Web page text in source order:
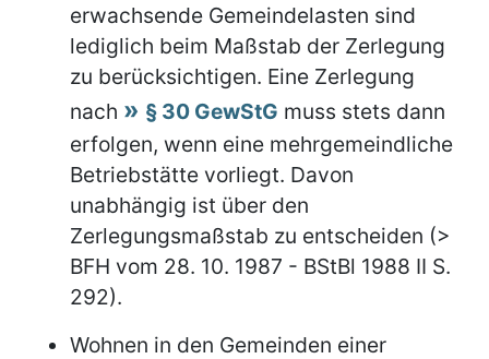
erwachsende Gemeindelasten sind
lediglich beim Maßstab der Zerlegung
zu berücksichtigen. Eine Zerlegung
nach
§ 30 GewStG muss stets dann
erfolgen, wenn eine mehrgemeindliche
Betriebstätte vorliegt. Davon
unabhängig ist über den
Zerlegungsmaßstab zu entscheiden (>
BFH vom 28. 10. 1987 - BStBl 1988 II S.
292).
Wohnen in den Gemeinden einer